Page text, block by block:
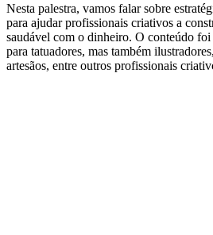
Nesta palestra, vamos falar sobre
para ajudar profissionais criativos a
saudável com o dinheiro. O conteúdo foi
para tatuadores, mas também
artesãos, entre outros profissionais